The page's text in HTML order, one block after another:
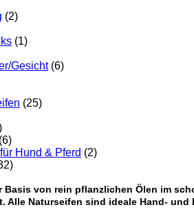
(2)
(1)
Gesicht (6)
(25)
(6)
Hund & Pferd (2)
Basis von rein pflanzlichen Ölen im
Alle Naturseifen sind ideale Hand-